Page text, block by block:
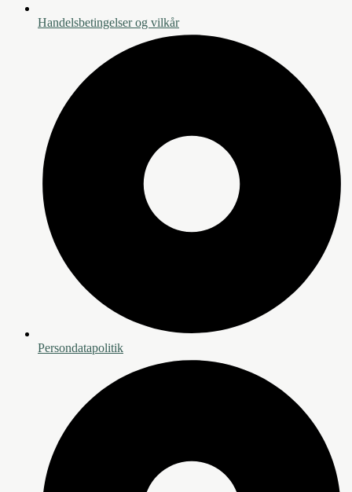
Handelsbetingelser og vilkår
Persondatapolitik